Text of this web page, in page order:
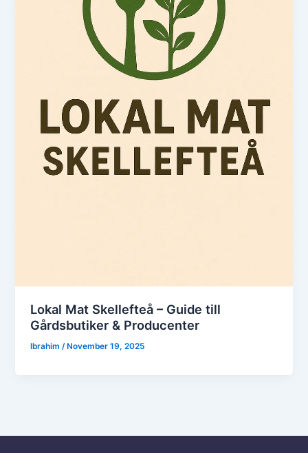
Lokal Mat Skellefteå – Guide till
Gårdsbutiker & Producenter
Ibrahim /November 19, 2025